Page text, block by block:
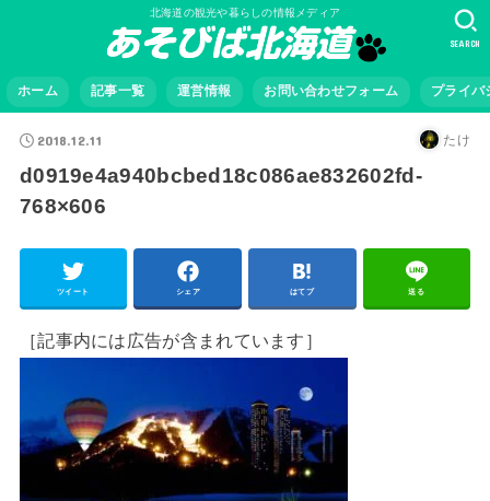
北海道の観光や暮らしの情報メディア
ホーム 記事一覧 運営情報 お問い合わせフォーム プライバ
SEARCH
2018.12.11 たけ
d0919e4a940bcbed18c086ae832602fd-
768×606
ツイート シェア はてブ 送る
［記事内には広告が含まれています］